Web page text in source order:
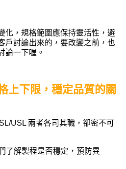
化，規格範圍應保持靈活性，避
戶討論出來的，要改變之前，也
論一下喔。
上下限，穩定品質的關
USL 兩者各司其職，卻密不可
了解製程是否穩定，預防異